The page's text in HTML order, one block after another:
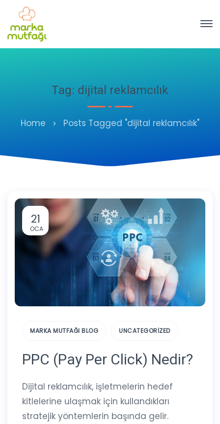
Tag: dijital reklamcılık
Home Posts Tagged "dijital reklamcılık"
21
OCA
MARKA MUTFAĞI BLOG UNCATEGORIZED
PPC (Pay Per Click) Nedir?
Dijital reklamcılık, işletmelerin hedef
kitlelerine ulaşmak için kullandıkları
stratejik yöntemlerin başında gelir.